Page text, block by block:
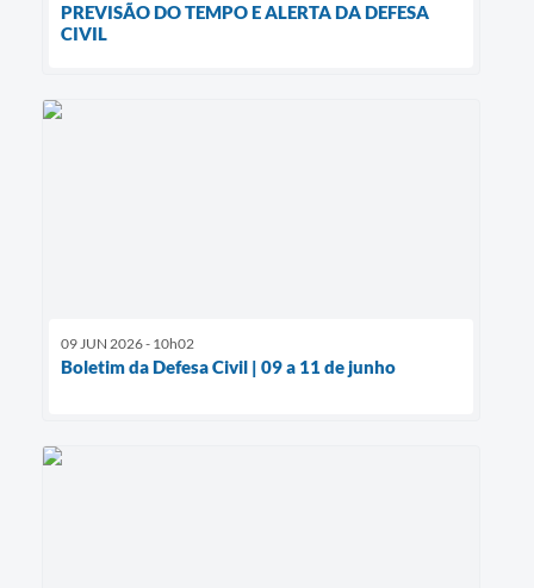
PREVISÃO DO TEMPO E ALERTA DA DEFESA
CIVIL
09 JUN 2026 - 10h02
Boletim da Defesa Civil | 09 a 11 de junho